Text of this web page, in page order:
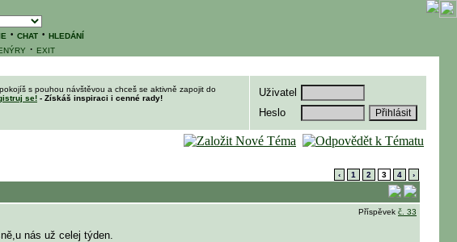
· CHAT· HLEDÁNÍ
· EXIT
s pouhou návštěvou a chceš se aktivně zapojit do
se! - Získáš inspiraci i cenné rady!
Uživatel
Heslo
‹ 1 2 3 4
›
Příspěvek č. 33
nás už celej týden.